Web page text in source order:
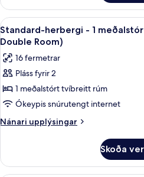
Double
Room
Skoða
allar
myndir
fyrir
Standard-
herbergi
-
1
rúm
(Classic
13
Standard-herbergi - 1
Double Room)
16 fermetrar
Pláss fyrir 2
1 meðalstórt tvíbreitt rúm
Ókeypis snúrutengt internet
Nánari upplýsingar
Nánari
herbergi
Skoða